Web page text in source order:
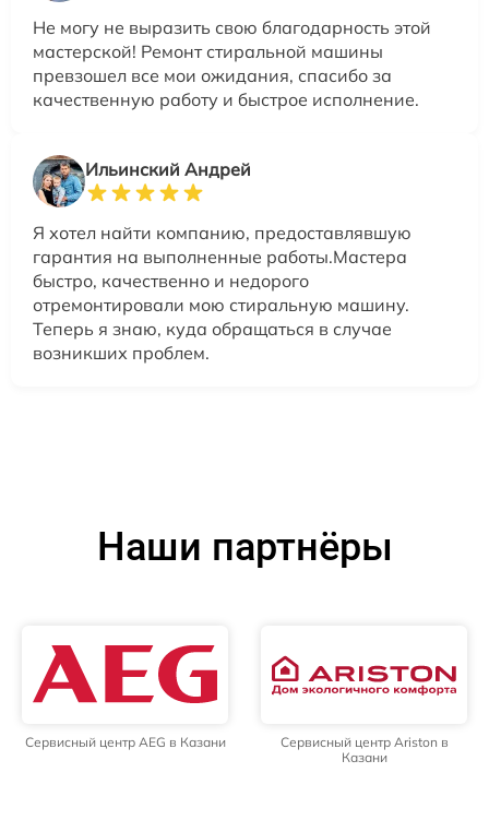
Не могу не выразить свою благодарность этой
мастерской! Ремонт стиральной машины
превзошел все мои ожидания, спасибо за
качественную работу и быстрое исполнение.
Ильинский Андрей
Я хотел найти компанию, предоставлявшую
гарантия на выполненные работы.Мастера
быстро, качественно и недорого
отремонтировали мою стиральную машину.
Теперь я знаю, куда обращаться в случае
возникших проблем.
Наши партнёры
Сервисный центр AEG в Казани
Сервисный центр Ariston в
Казани